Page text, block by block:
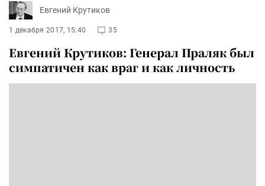
Евгений Крутиков
1 декабря 2017, 15:40 35
Евгений Крутиков: Генерал Праляк был
симпатичен как враг и как личность